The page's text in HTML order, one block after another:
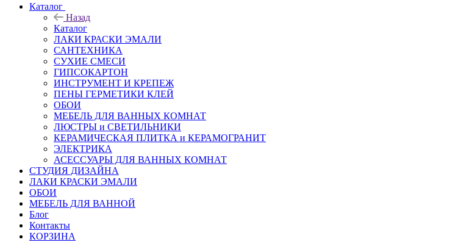
Каталог
Назад
Каталог
ЛАКИ КРАСКИ ЭМАЛИ
САНТЕХНИКА
СУХИЕ СМЕСИ
ГИПСОКАРТОН
ИНСТРУМЕНТ И КРЕПЕЖ
ПЕНЫ ГЕРМЕТИКИ КЛЕЙ
ОБОИ
МЕБЕЛЬ ДЛЯ ВАННЫХ КОМНАТ
ЛЮСТРЫ и СВЕТИЛЬНИКИ
КЕРАМИЧЕСКАЯ ПЛИТКА и КЕРАМОГРАНИТ
ЭЛЕКТРИКА
АСЕССУАРЫ ДЛЯ ВАННЫХ КОМНАТ
СТУДИЯ ДИЗАЙНА
ЛАКИ КРАСКИ ЭМАЛИ
ОБОИ
МЕБЕЛЬ ДЛЯ ВАННОЙ
Блог
Контакты
КОРЗИНА